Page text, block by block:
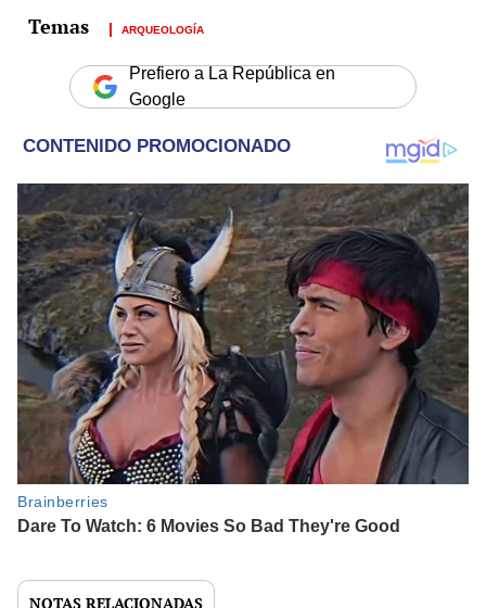
ARQUEOLOGÍA
Prefiero a La República en
Google
NOTAS RELACIONADAS